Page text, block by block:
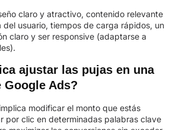
claro y atractivo, contenido relevante
del usuario, tiempos de carga rápidos, un
claro y ser responsive (adaptarse a
ajustar las pujas en una
Google Ads?
modificar el monto que estás
por clic en determinadas palabras clave